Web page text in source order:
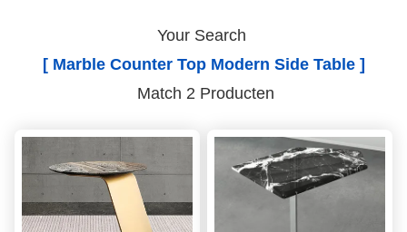
Your Search
[ Marble Counter Top Modern Side Table ]
Match 2 Producten